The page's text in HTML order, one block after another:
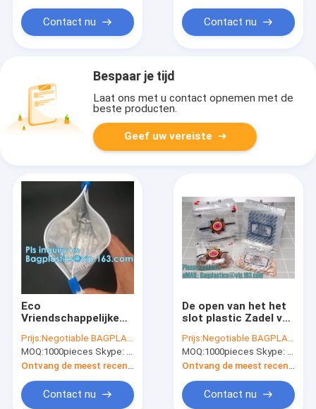
diazak, schuifpit
Contact nu
Gevoerde Verse
Vacuümzak van het
Contact nu
Bespaar je tijd
Laat ons met u contact opnemen met de
beste producten.
Geef uw vereiste
Eco
Vriendschappelijke
voor kinderen,
Kraftpapier-
Document
Verpakkende de
Zaktabak van het
Kindbewijs, Geurloos
Prijs:Negotiable BAGPLASTICS@YAHOO.COM
MOQ:1000pieces Skype: mydearneil
Contact nu
De open van het het
slot plastic Zadel van
van de het
pakritssluiting,
Snack, Sandwich, XL
Sandwich, Pint, Kwart
gallon,
Gallongrootte,
Prijs:Negotiable BAGPLASTICS@YAHOO.COM
MOQ:1000pieces Skype: mydearneil
Contact nu